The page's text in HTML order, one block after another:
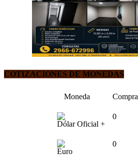
COTIZACIONES DE MONEDAS
Moneda Compra
Dólar Oficial +
0
Euro
0